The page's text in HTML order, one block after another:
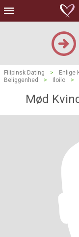
Filipinsk Dating > Enlige
Beliggenhed
> Iloilo >
Mød